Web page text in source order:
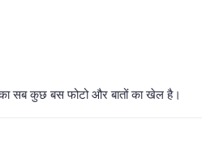
सब कुछ बस फोटो और बातों का खेल है।